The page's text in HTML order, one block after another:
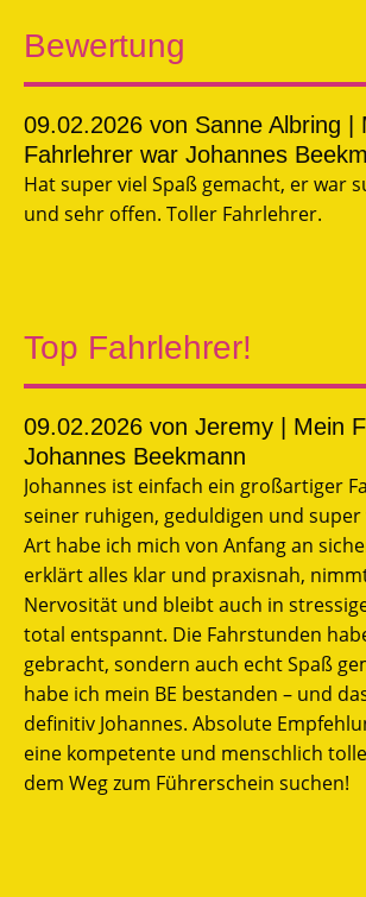
Bewertung
09.02.2026 von Sanne Albring |
Fahrlehrer war Johannes
Hat super viel Spaß gemacht, er war
und sehr offen. Toller Fahrlehrer.
Top Fahrlehrer!
09.02.2026 von Jeremy | Mein
Johannes Beekmann
Johannes ist einfach ein großartiger
seiner ruhigen, geduldigen und
Art habe ich mich von Anfang an
erklärt alles klar und praxisnah,
Nervosität und bleibt auch in
total entspannt. Die Fahrstunden
gebracht, sondern auch echt Spaß
habe ich mein BE bestanden – und
definitiv Johannes. Absolute
eine kompetente und menschlich
dem Weg zum Führerschein suchen!